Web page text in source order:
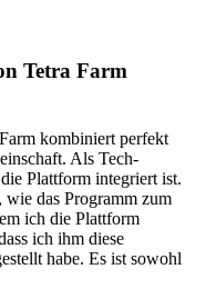
Tetra Farm
kombiniert perfekt
Als Tech-
Plattform integriert ist.
das Programm zum
ich die Plattform
ich ihm diese
habe. Es ist sowohl